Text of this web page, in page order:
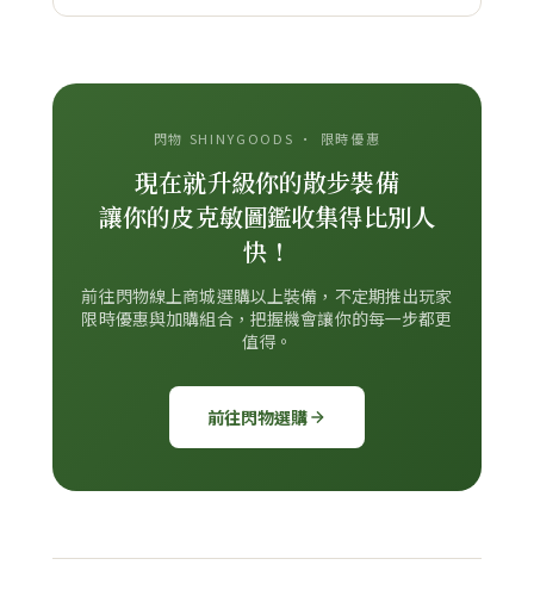
閃物 SHINYGOODS · 限時優惠
現在就升級你的散步裝備
讓你的皮克敏圖鑑收集得比別人
快！
前往閃物線上商城選購以上裝備，不定期推出玩家
限時優惠與加購組合，把握機會讓你的每一步都更
值得。
前往閃物選購